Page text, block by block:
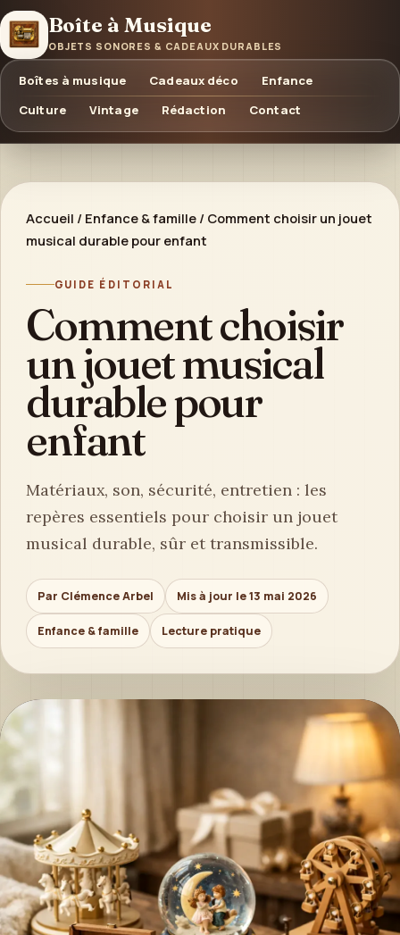
Boîte à Musique
OBJETS SONORES & CADEAUX DURABLES
Boîtes à musique Cadeaux déco
Enfance
Culture
Vintage Rédaction Contact
Accueil / Enfance & famille / Comment choisir un jouet
musical durable pour enfant
GUIDE ÉDITORIAL
Comment choisir
un jouet musical
durable pour
enfant
Matériaux, son, sécurité, entretien : les
repères essentiels pour choisir un jouet
musical durable, sûr et transmissible.
Par Clémence Arbel Mis à jour le 13 mai 2026
Enfance & famille Lecture pratique